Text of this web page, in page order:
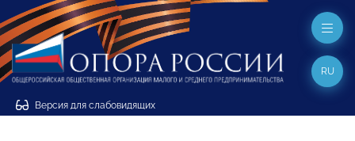
Версия для слабовидящих
RU